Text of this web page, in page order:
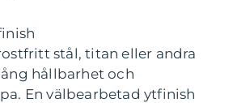
stål, titan eller andra
hållbarhet och
En välbearbetad ytfinish